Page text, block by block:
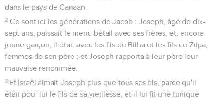
dans le pays de Canaan.
2 Ce sont ici les générations de Jacob : Joseph, âgé de dix-
sept ans, paissait le menu bétail avec ses frères, et, encore
jeune garçon, il était avec les fils de Bilha et les fils de Zilpa,
femmes de son père ; et Joseph rapporta à leur père leur
mauvaise renommée.
3 Et Israël aimait Joseph plus que tous ses fils, parce qu'il
était pour lui le fils de sa vieillesse, et il lui fit une tunique